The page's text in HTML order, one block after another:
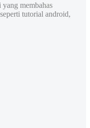
membahas
tutorial android,